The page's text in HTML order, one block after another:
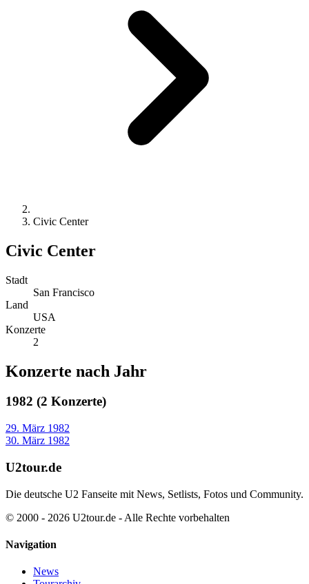
Civic Center
Civic Center
Stadt
San Francisco
Land
USA
Konzerte
2
Konzerte nach Jahr
1982 (2 Konzerte)
29. März 1982
30. März 1982
U2tour.de
Die deutsche U2 Fanseite mit News, Setlists, Fotos und Community.
© 2000 - 2026 U2tour.de - Alle Rechte vorbehalten
Navigation
News